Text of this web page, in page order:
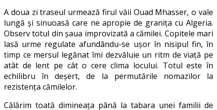
A doua zi traseul urmează firul văii Ouad Mhasser, o vale
lungă şi sinuoasă care ne apropie de graniţa cu Algeria.
Observ totul din şaua improvizată a cămilei. Copitele mari
lasă urme regulate afundându-se uşor în nisipul fin, în
timp ce mersul legănat îmi dezvăluie un ritm de viaţă pe
atât de lent pe cât o cere clima locului. Totul este în
echilibru în deşert, de la permutările nomazilor la
rezistenţa cămilelor.
Călărim toată dimineaţa până la tabara unei familii de